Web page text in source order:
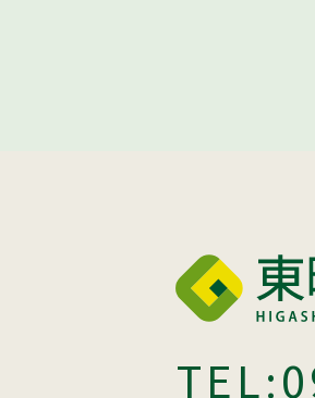
TEL: